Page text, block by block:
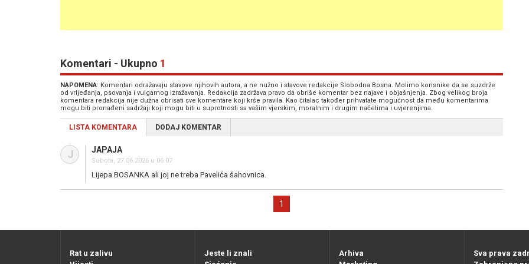
Komentari - Ukupno 1
NAPOMENA: Komentari odražavaju stavove njihovih autora, a ne nužno i stavove redakcije Slobodna Bosna. Molimo korisnike da se suzdrže
od vrijeđanja, psovanja i vulgarnog izražavanja. Redakcija zadržava pravo da obriše komentar bez najave i objašnjenja. Zbog velikog broja
komentara redakcija nije dužna obrisati sve komentare koji krše pravila. Kao čitalac također prihvatate mogućnost da među komentarima
mogu biti pronađeni sadržaji koji mogu biti u suprotnosti sa vašim vjerskim, moralnim i drugim načelima i uvjerenjima.
LISTA KOMENTARA DODAJ KOMENTAR
J JAPAJA
Subota, 27.06.2026 u 06:07
Lijepa BOSANKA ali joj ne treba Pavelića šahovnica.
1
Rat u zalivu
Jeste li znali
Arhiva
Sva prava